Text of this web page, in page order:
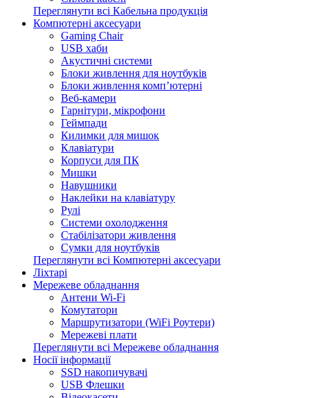
Переглянути всі Кабельна продукція
Компютерні аксесуари
Gaming Chair
USB хаби
Акустичні системи
Блоки живлення для ноутбуків
Блоки живлення комп’ютерні
Веб-камери
Гарнітури, мікрофони
Геймпади
Килимки для мишок
Клавіатури
Корпуси для ПК
Мишки
Навушники
Наклейки на клавіатуру
Рулі
Системи охолодження
Стабілізатори живлення
Сумки для ноутбуків
Переглянути всі Компютерні аксесуари
Ліхтарі
Мережеве обладнання
Антени Wi-Fi
Комутатори
Маршрутизатори (WiFi Роутери)
Мережеві плати
Переглянути всі Мережеве обладнання
Носії інформації
SSD накопичувачі
USB Флешки